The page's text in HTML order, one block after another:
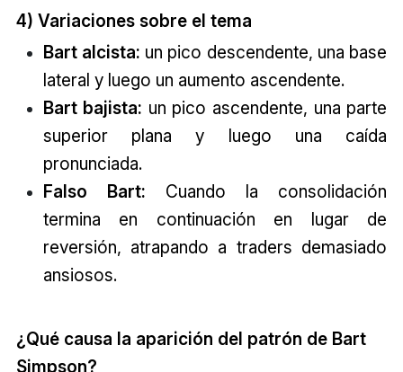
4) Variaciones sobre el tema
Bart alcista: un pico descendente, una base
lateral y luego un aumento ascendente.
Bart bajista: un pico ascendente, una parte
superior plana y luego una caída
pronunciada.
Falso Bart: Cuando la consolidación
termina en continuación en lugar de
reversión, atrapando a traders demasiado
ansiosos.
¿Qué causa la aparición del patrón de Bart
Simpson?